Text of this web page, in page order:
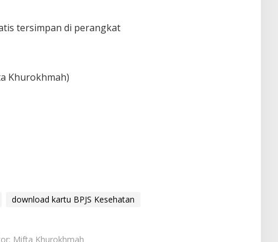
tersimpan di perangkat
Khurokhmah)
download kartu BPJS Kesehatan
Mifta Khurokhmah